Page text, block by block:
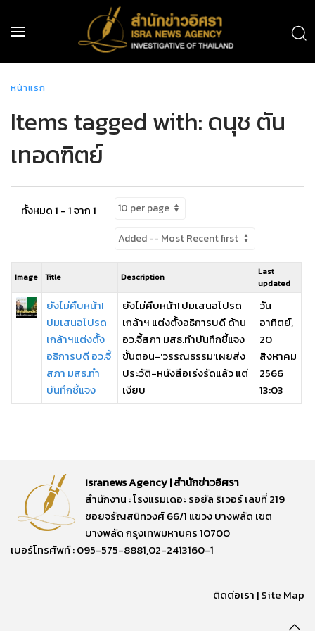
หน้าแรก
Items tagged with: ดนุช ตัน
เทอดฑิตย์
ทั้งหมด 1 - 1 จาก 1
Image Title Description
Last
updated
ยังไม่คืบหน้า!
ปมเสนอโปรด
เกล้าฯแต่งตั้ง
อธิการบดี อว.จี้
สภา มสธ.ทำ
บันทึกชี้แจง
ยังไม่คืบหน้า! ปมเสนอโปรด
เกล้าฯ แต่งตั้งอธิการบดี ด้าน
อว.จี้สภา มสธ.ทำบันทึกชี้แจง
ขั้นตอน-'วรรณธรรม'เผยส่ง
ประวัติ-หนังสือเร่งรัดแล้ว แต่
เงียบ
วัน
อาทิตย์,
20
สิงหาคม
2566
13:03
Isranews Agency | สำนักข่าวอิศรา
สำนักงาน : โรงแรมเดอะ รอยัล ริเวอร์ เลขที่ 219
ซอยจรัญสนิทวงศ์ 66/1 แขวง บางพลัด เขต
บางพลัด กรุงเทพมหานคร 10700
เบอร์โทรศัพท์ : 095-575-8881,02-2413160-1
ติดต่อเรา |Site Map